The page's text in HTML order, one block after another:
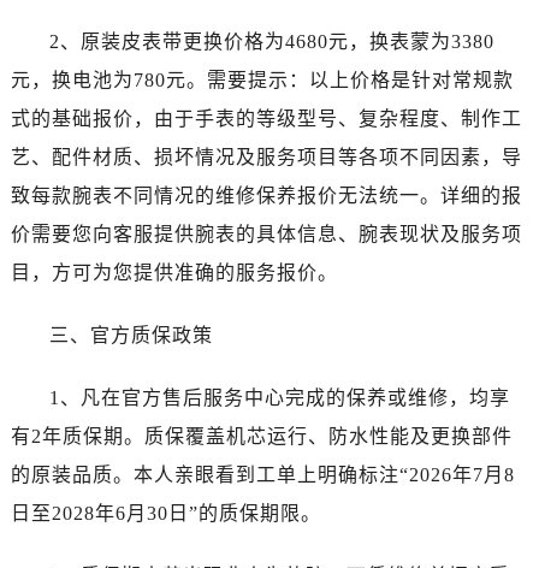
2、原装皮表带更换价格为4680元，换表蒙为3380
元，换电池为780元。需要提示：以上价格是针对常规款
式的基础报价，由于手表的等级型号、复杂程度、制作工
艺、配件材质、损坏情况及服务项目等各项不同因素，导
致每款腕表不同情况的维修保养报价无法统一。详细的报
价需要您向客服提供腕表的具体信息、腕表现状及服务项
目，方可为您提供准确的服务报价。
三、官方质保政策
1、凡在官方售后服务中心完成的保养或维修，均享
有2年质保期。质保覆盖机芯运行、防水性能及更换部件
的原装品质。本人亲眼看到工单上明确标注“2026年7月8
日至2028年6月30日”的质保期限。